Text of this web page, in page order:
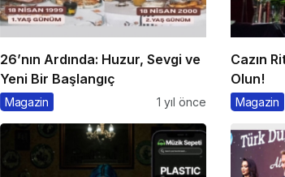
26’nın Ardında: Huzur, Sevgi ve
Yeni Bir Başlangıç
Magazin 1 yıl önce
Cazın
Olun!
Magazin